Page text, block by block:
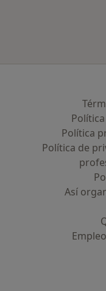
Política
Política de
Así